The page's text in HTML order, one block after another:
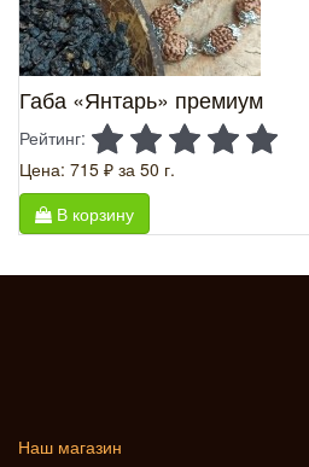
Габа «Янтарь» премиум
Рейтинг:
Цена: 715 ₽ за 50 г.
В корзину
Наш магазин